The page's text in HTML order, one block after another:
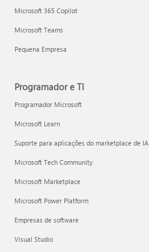
Microsoft 365 Copilot
Microsoft Teams
Pequena Empresa
Programador e TI
Programador Microsoft
Microsoft Learn
Suporte para aplicações do marketplace de IA
Microsoft Tech Community
Microsoft Marketplace
Microsoft Power Platform
Empresas de software
Visual Studio